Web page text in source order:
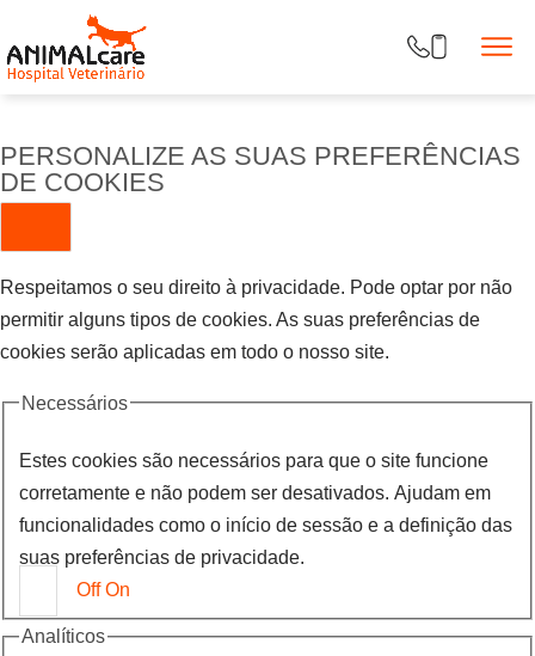
PERSONALIZE AS SUAS PREFERÊNCIAS
DE COOKIES
Respeitamos o seu direito à privacidade. Pode optar por não
permitir alguns tipos de cookies. As suas preferências de
cookies serão aplicadas em todo o nosso site.
Necessários
Estes cookies são necessários para que o site funcione
corretamente e não podem ser desativados. Ajudam em
funcionalidades como o início de sessão e a definição das
suas preferências de privacidade.
Off On
Analíticos